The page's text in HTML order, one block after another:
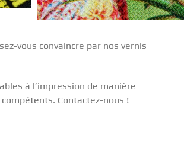
vous convaincre par nos vernis
à l’impression de manière
Contactez-nous !